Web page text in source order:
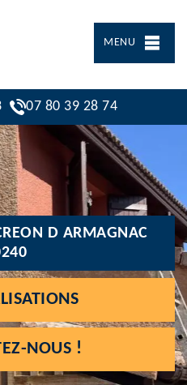
MENU
07 80 39 28 74
D ARMAGNAC
NOUS !